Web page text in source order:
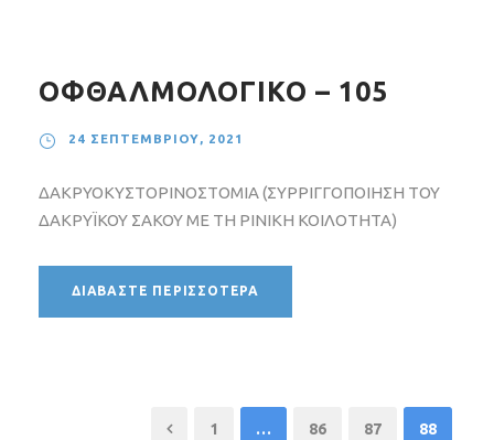
ΟΦΘΑΛΜΟΛΟΓΙΚΟ – 105
24 ΣΕΠΤΕΜΒΡΊΟΥ, 2021
ΔΑΚΡΥΟΚΥΣΤΟΡΙΝΟΣΤΟΜΙΑ (ΣΥΡΡΙΓΓΟΠΟΙΗΣΗ ΤΟΥ
ΔΑΚΡΥΪΚΟΥ ΣΑΚΟΥ ΜΕ ΤΗ ΡΙΝΙΚΗ ΚΟΙΛΟΤΗΤΑ)
ΔΙΑΒΆΣΤΕ ΠΕΡΙΣΣΌΤΕΡΑ
1 … 86 87 88